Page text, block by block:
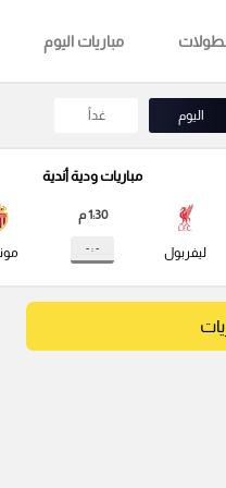
مباريات اليوم
اليوم غداً
مباريات ودية أندية
ليفربول
1:30 م
- : -